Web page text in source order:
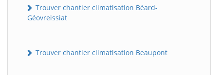
Trouver chantier climatisation Béard-
Géovreissiat
Trouver chantier climatisation Beaupont